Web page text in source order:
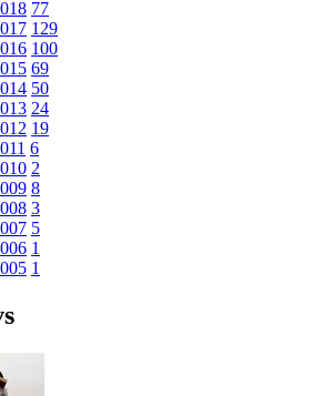
77
129
100
69
50
24
19
6
2
8
3
5
1
1